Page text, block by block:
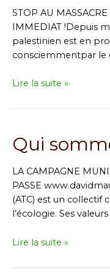
STOP AU MASSACRE
IMMEDIAT !Depuis
palestinien est en
consciemmentpar le
Manifestation
Antony,
15
juin
à
11
h
pour
Lire la suite »
Qui
LA CAMPAGNE
PASSE
(ATC) est un collectif
l’écologie. Ses
Qui
nous
Lire la suite »